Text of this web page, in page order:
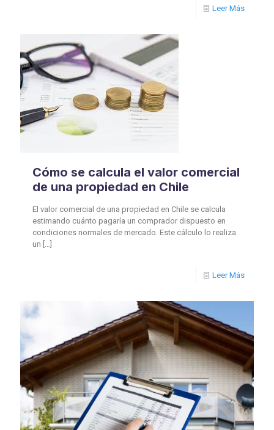
Leer Más
Cómo se calcula el valor comercial
de una propiedad en Chile
El valor comercial de una propiedad en Chile se calcula
estimando cuánto pagaría un comprador dispuesto en
condiciones normales de mercado. Este cálculo lo realiza
un […]
Leer Más